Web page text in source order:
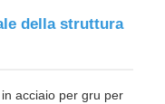
della struttura
acciaio per gru per